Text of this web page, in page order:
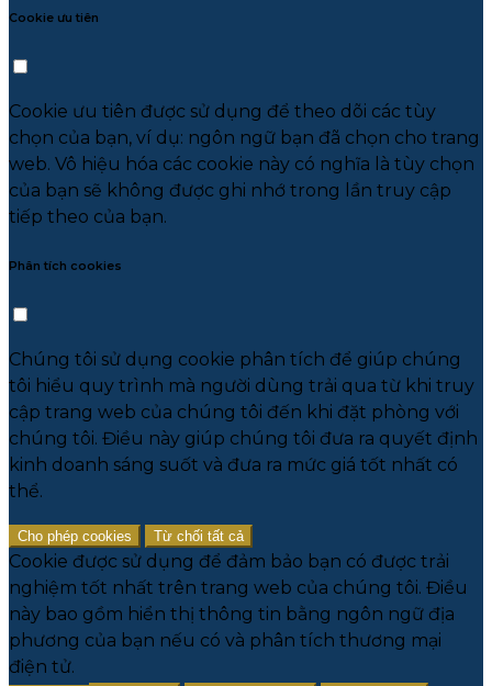
Cookie ưu tiên
Cookie ưu tiên được sử dụng để theo dõi các tùy
chọn của bạn, ví dụ: ngôn ngữ bạn đã chọn cho trang
web. Vô hiệu hóa các cookie này có nghĩa là tùy chọn
của bạn sẽ không được ghi nhớ trong lần truy cập
tiếp theo của bạn.
Phân tích cookies
Chúng tôi sử dụng cookie phân tích để giúp chúng
tôi hiểu quy trình mà người dùng trải qua từ khi truy
cập trang web của chúng tôi đến khi đặt phòng với
chúng tôi. Điều này giúp chúng tôi đưa ra quyết định
kinh doanh sáng suốt và đưa ra mức giá tốt nhất có
thể.
Cho phép cookies Từ chối tất cả
Cookie được sử dụng để đảm bảo bạn có được trải
nghiệm tốt nhất trên trang web của chúng tôi. Điều
này bao gồm hiển thị thông tin bằng ngôn ngữ địa
phương của bạn nếu có và phân tích thương mại
điện tử.